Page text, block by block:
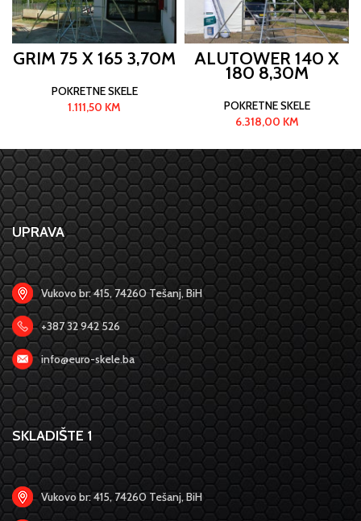
GRIM 75 X 165 3,70M
POKRETNE SKELE
1.111,50 KM
ALUTOWER 140 X
180 8,30M
POKRETNE SKELE
6.318,00 KM
UPRAVA
Vukovo br: 415, 74260 Tešanj, BiH
+387 32 942 526
info@euro-skele.ba
SKLADIŠTE 1
Vukovo br: 415, 74260 Tešanj, BiH